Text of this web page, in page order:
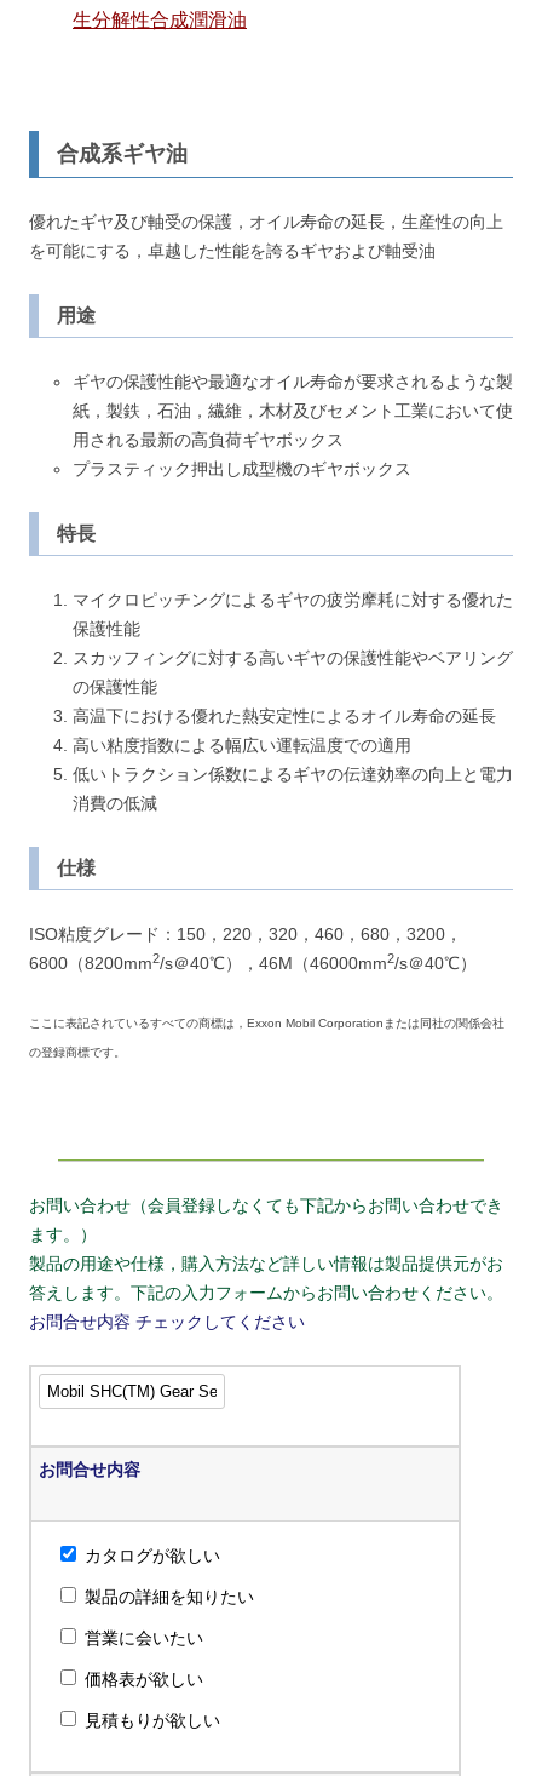
生分解性合成潤滑油
合成系ギヤ油
優れたギヤ及び軸受の保護，オイル寿命の延長，生産性の向上
を可能にする，卓越した性能を誇るギヤおよび軸受油
用途
ギヤの保護性能や最適なオイル寿命が要求されるような製
紙，製鉄，石油，繊維，木材及びセメント工業において使
用される最新の高負荷ギヤボックス
プラスティック押出し成型機のギヤボックス
特長
マイクロピッチングによるギヤの疲労摩耗に対する優れた
保護性能
スカッフィングに対する高いギヤの保護性能やベアリング
の保護性能
高温下における優れた熱安定性によるオイル寿命の延長
高い粘度指数による幅広い運転温度での適用
低いトラクション係数によるギヤの伝達効率の向上と電力
消費の低減
仕様
ISO粘度グレード：150，220，320，460，680，3200，
6800（8200mm2/s＠40℃），46M（46000mm2/s＠40℃）
ここに表記されているすべての商標は，Exxon Mobil Corporationまたは同社の関係会社
の登録商標です。
お問い合わせ（会員登録しなくても下記からお問い合わせでき
ます。）
製品の用途や仕様，購入方法など詳しい情報は製品提供元がお
答えします。下記の入力フォームからお問い合わせください。
お問合せ内容 チェックしてください
お問合せ内容
カタログが欲しい
製品の詳細を知りたい
営業に会いたい
価格表が欲しい
見積もりが欲しい